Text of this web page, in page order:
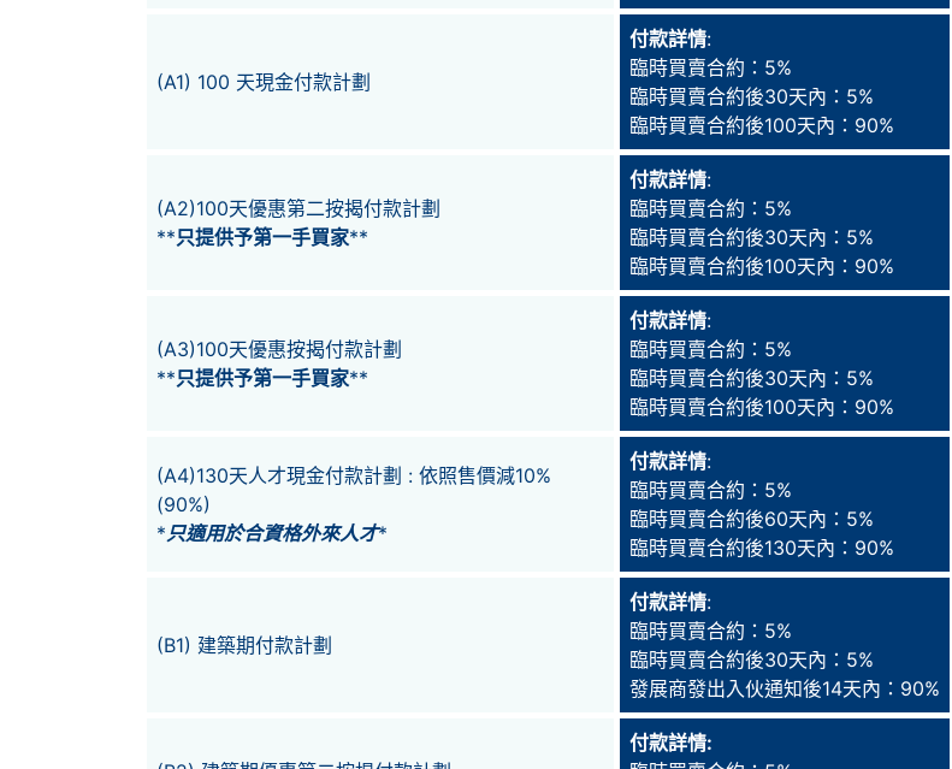
(A1) 100 天現金付款計劃
付款詳情:
臨時買賣合約：5%
臨時買賣合約後30天內：5%
臨時買賣合約後100天內：90%
(A2)100天優惠第二按揭付款計劃
**只提供予第一手買家**
付款詳情:
臨時買賣合約：5%
臨時買賣合約後30天內：5%
臨時買賣合約後100天內：90%
(A3)100天優惠按揭付款計劃
**只提供予第一手買家**
付款詳情:
臨時買賣合約：5%
臨時買賣合約後30天內：5%
臨時買賣合約後100天內：90%
(A4)130天人才現金付款計劃 : 依照售價減10%
(90%)
*只適用於合資格外來人才*
付款詳情:
臨時買賣合約：5%
臨時買賣合約後60天內：5%
臨時買賣合約後130天內：90%
(B1) 建築期付款計劃
付款詳情:
臨時買賣合約：5%
臨時買賣合約後30天內：5%
發展商發出入伙通知後14天內：90%
付款詳情: